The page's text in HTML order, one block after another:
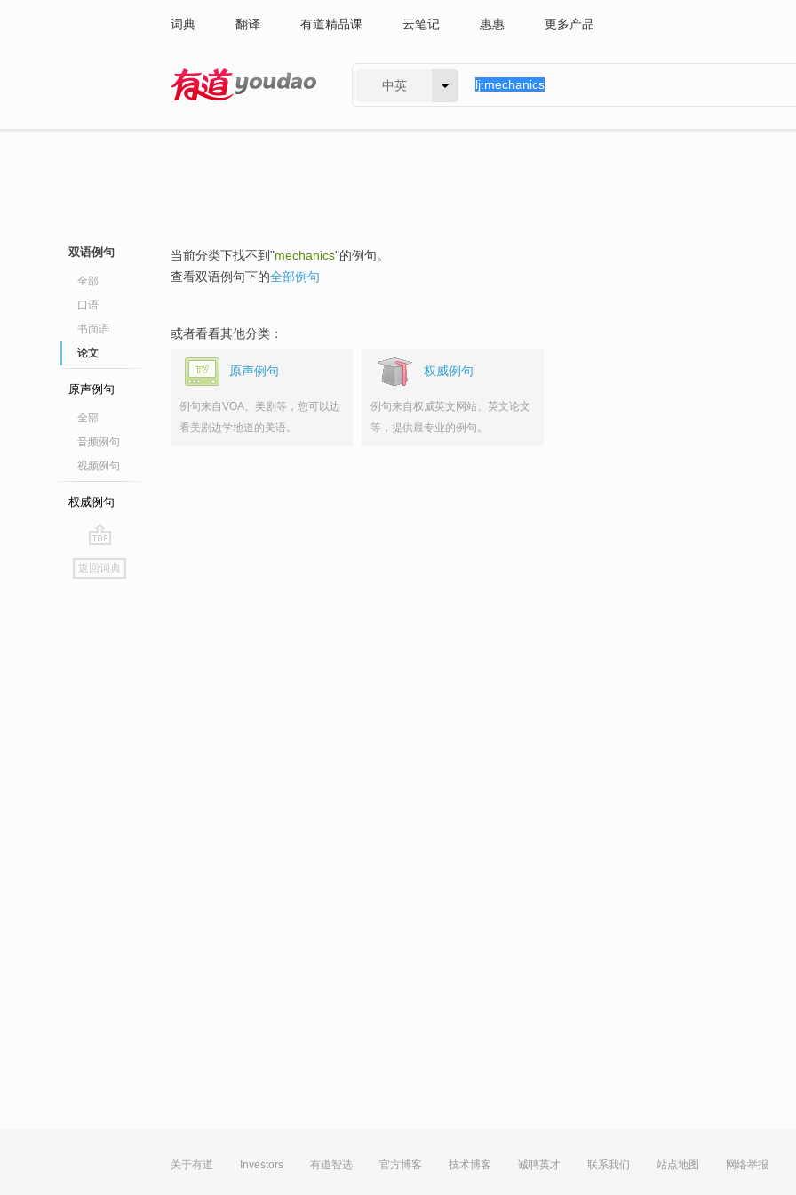
词典 翻译 有道精品课 云笔记 惠惠 更多产品
中英
双语例句
全部
口语
书面语
论文
原声例句
全部
音频例句
视频例句
权威例句
go
top
返回词典
当前分类下找不到"mechanics"的例句。
查看双语例句下的全部例句
或者看看其他分类：
原声例句
例句来自VOA、美剧等，您可以边
看美剧边学地道的美语。
权威例句
例句来自权威英文网站、英文论文
等，提供最专业的例句。
关于有道 Investors 有道智选 官方博客 技术博客 诚聘英才 联系我们 站点地图 网络举报